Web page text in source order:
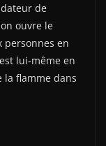
de
ouvre le
personnes en
lui-même en
flamme dans